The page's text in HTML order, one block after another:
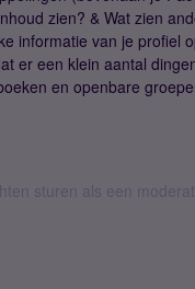
zien? & Wat zien
informatie van je profiel
er een klein aantal
en openbare
sturen als een